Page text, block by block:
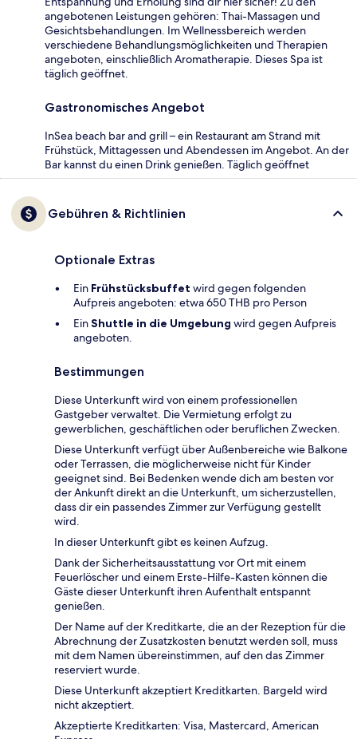
angebotenen Leistungen gehören: Thai-Massagen und
Gesichtsbehandlungen. Im Wellnessbereich werden
verschiedene Behandlungsmöglichkeiten und Therapien
angeboten, einschließlich Aromatherapie. Dieses Spa ist
täglich geöffnet.
Gastronomisches Angebot
InSea beach bar and grill – ein Restaurant am Strand mit
Frühstück, Mittagessen und Abendessen im Angebot. An der
Bar kannst du einen Drink genießen. Täglich geöffnet
Gebühren & Richtlinien
Optionale Extras
Ein Frühstücksbuffet wird gegen folgenden
Aufpreis angeboten: etwa 650 THB pro Person
EinShuttle in die Umgebung wird gegen Aufpreis
angeboten.
Bestimmungen
Diese Unterkunft wird von einem professionellen
Gastgeber verwaltet. Die Vermietung erfolgt zu
gewerblichen, geschäftlichen oder beruflichen Zwecken.
Diese Unterkunft verfügt über Außenbereiche wie Balkone
oder Terrassen, die möglicherweise nicht für Kinder
geeignet sind. Bei Bedenken wende dich am besten vor
der Ankunft direkt an die Unterkunft, um sicherzustellen,
dass dir ein passendes Zimmer zur Verfügung gestellt
wird.
In dieser Unterkunft gibt es keinen Aufzug.
Dank der Sicherheitsausstattung vor Ort mit einem
Feuerlöscher und einem Erste-Hilfe-Kasten können die
Gäste dieser Unterkunft ihren Aufenthalt entspannt
genießen.
Der Name auf der Kreditkarte, die an der Rezeption für die
Abrechnung der Zusatzkosten benutzt werden soll, muss
mit dem Namen übereinstimmen, auf den das Zimmer
reserviert wurde.
Diese Unterkunft akzeptiert Kreditkarten. Bargeld wird
nicht akzeptiert.
Akzeptierte Kreditkarten: Visa, Mastercard, American